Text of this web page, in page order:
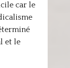
car le
et le